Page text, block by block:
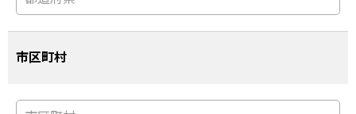
市区町村